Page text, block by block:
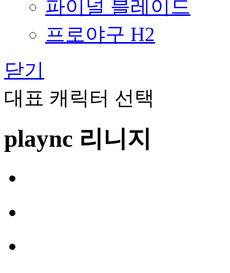
파이널 블레이드
프로야구 H2
닫기
대표 캐릭터 선택
plaync 리니지